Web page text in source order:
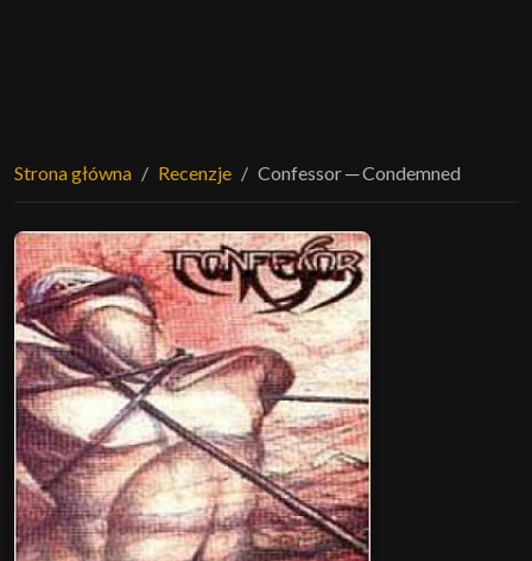
Strona główna Recenzje Confessor ─ Condemned